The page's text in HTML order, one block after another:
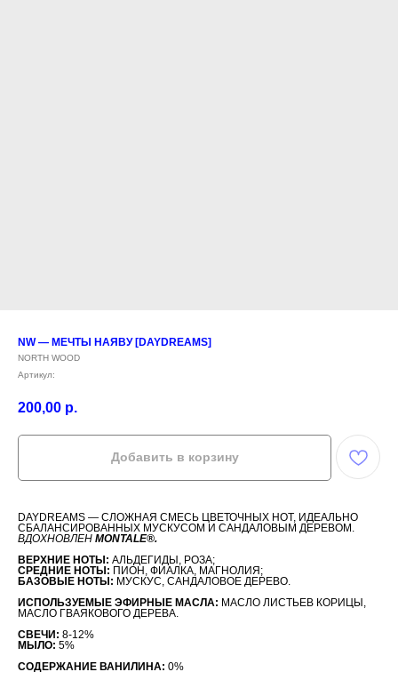
NW — МЕЧТЫ НАЯВУ [DAYDREAMS]
NORTH WOOD
Артикул:
200,00 р.
Добавить в корзину
DAYDREAMS — СЛОЖНАЯ СМЕСЬ ЦВЕТОЧНЫХ НОТ, ИДЕАЛЬНО
СБАЛАНСИРОВАННЫХ МУСКУСОМ И САНДАЛОВЫМ ДЕРЕВОМ.
ВДОХНОВЛЕН MONTALE®.
ВЕРХНИЕ НОТЫ: АЛЬДЕГИДЫ, РОЗА;
СРЕДНИЕ НОТЫ: ПИОН, ФИАЛКА, МАГНОЛИЯ;
БАЗОВЫЕ НОТЫ: МУСКУС, САНДАЛОВОЕ ДЕРЕВО.
ИСПОЛЬЗУЕМЫЕ ЭФИРНЫЕ МАСЛА: МАСЛО ЛИСТЬЕВ КОРИЦЫ,
МАСЛО ГВАЯКОВОГО ДЕРЕВА.
СВЕЧИ: 8-12%
МЫЛО: 5%
СОДЕРЖАНИЕ ВАНИЛИНА: 0%